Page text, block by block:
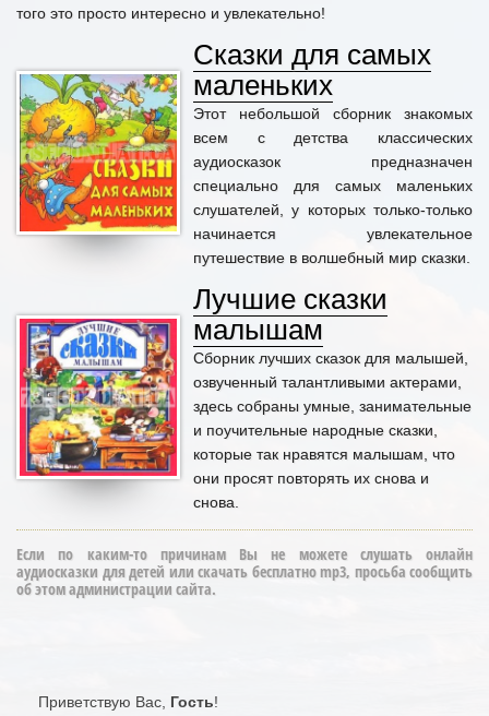
того это просто интересно и увлекательно!
Сказки для самых
маленьких
Этот небольшой сборник знакомых
всем с детства классических
аудиосказок предназначен
специально для самых маленьких
слушателей, у которых только-только
начинается увлекательное
путешествие в волшебный мир сказки.
Лучшие сказки
малышам
Сборник лучших сказок для малышей,
озвученный талантливыми актерами,
здесь собраны умные, занимательные
и поучительные народные сказки,
которые так нравятся малышам, что
они просят повторять их снова и
снова.
Если по каким-то причинам Вы не можете слушать онлайн
аудиосказки для детей или скачать бесплатно mp3, просьба сообщить
об этом администрации сайта.
Приветствую Вас Гость!